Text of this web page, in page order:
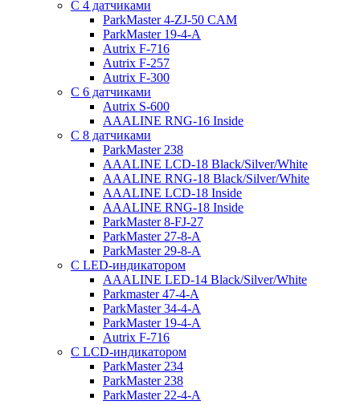
С 4 датчиками
ParkMaster 4-ZJ-50 CAM
ParkMaster 19-4-A
Autrix F-716
Autrix F-257
Autrix F-300
С 6 датчиками
Autrix S-600
AAALINE RNG-16 Inside
С 8 датчиками
ParkMaster 238
AAALINE LCD-18 Black/Silver/White
AAALINE RNG-18 Black/Silver/White
AAALINE LCD-18 Inside
AAALINE RNG-18 Inside
ParkMaster 8-FJ-27
ParkMaster 27-8-A
ParkMaster 29-8-A
С LED-индикатором
AAALINE LED-14 Black/Silver/White
Parkmaster 47-4-A
ParkMaster 34-4-A
ParkMaster 19-4-A
Autrix F-716
С LCD-индикатором
ParkMaster 234
ParkMaster 238
ParkMaster 22-4-A